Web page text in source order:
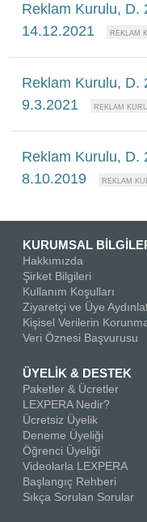
Reklam Kurulu, D.
14.12.2021
Reklam Kurulu, D.
9.3.2021
Reklam Kurulu, D.
8.10.2019
KURUMSAL
Hakkımızda
Şirket Bilgileri
Kullanım Koşulları
Ziyaretçi ve Üye
Kişisel Verilerin
Veri Öznesi Başvurusu
ÜYELİK & DESTEK
Paketler & Ücretler
LEXPERA Nedir?
Ücretsiz Üyelik
Deneme Üyeliği
Öğrenci Üyeliği
Videolarla LEXPERA
Başlangıç Rehberi
Sıkça Sorulan Sorular